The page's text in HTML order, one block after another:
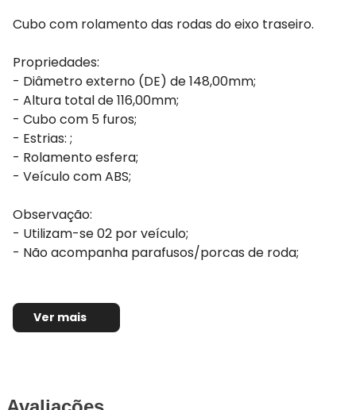
Cubo com rolamento das rodas do eixo traseiro.
Propriedades:
- Diâmetro externo (DE) de 148,00mm;
- Altura total de 116,00mm;
- Cubo com 5 furos;
- Estrias: ;
- Rolamento esfera;
- Veículo com ABS;
Observação:
- Utilizam-se 02 por veículo;
- Não acompanha parafusos/porcas de roda;
Ver mais